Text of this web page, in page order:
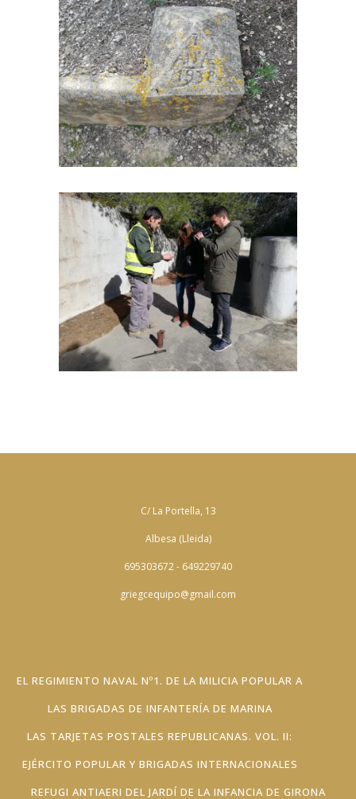
C/ La Portella, 13
Albesa (Lleida)
695303672 - 649229740
griegcequipo@gmail.com
EL REGIMIENTO NAVAL Nº1. DE LA MILICIA POPULAR A
LAS BRIGADAS DE INFANTERÍA DE MARINA
LAS TARJETAS POSTALES REPUBLICANAS. VOL. II:
EJÉRCITO POPULAR Y BRIGADAS INTERNACIONALES
REFUGI ANTIAERI DEL JARDÍ DE LA INFANCIA DE GIRONA